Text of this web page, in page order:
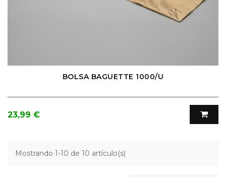
BOLSA BAGUETTE 1000/U
Precio
23,99 €
Mostrando 1-10 de 10 artículo(s)